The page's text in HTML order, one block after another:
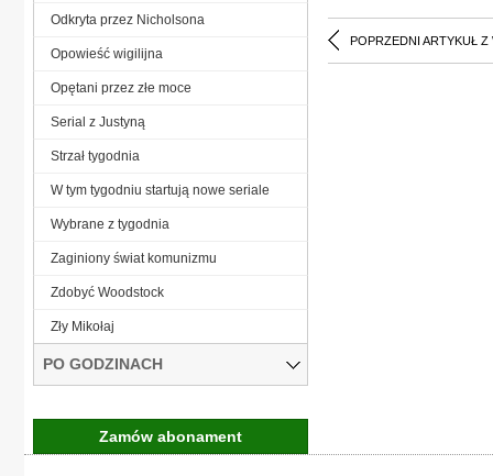
POPRZEDNI ARTYKUŁ Z
Odkryta przez Nicholsona
Opowieść wigilijna
Opętani przez złe moce
Serial z Justyną
Strzał tygodnia
W tym tygodniu startują nowe seriale
Wybrane z tygodnia
Zaginiony świat komunizmu
Zdobyć Woodstock
Zły Mikołaj
PO GODZINACH
Zamów abonament